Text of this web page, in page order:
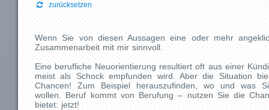
zurücksetzen
Wenn Sie von diesen Aussagen eine oder mehr
Zusammenarbeit mit mir sinnvoll.
Eine berufliche Neuorientierung resultiert oft aus einer
meist als Schock empfunden wird. Aber die Situation
Chancen! Zum Beispiel herauszufinden, wo und was
wollen. Beruf kommt von Berufung – nutzen Sie die
bietet: jetzt!